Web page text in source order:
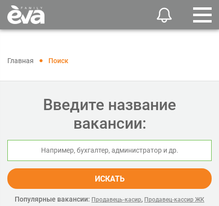
Главная Поиск
Введите название
вакансии:
ИСКАТЬ
Популярные вакансии: Продавець-касир, Продавец-кассир ЖК